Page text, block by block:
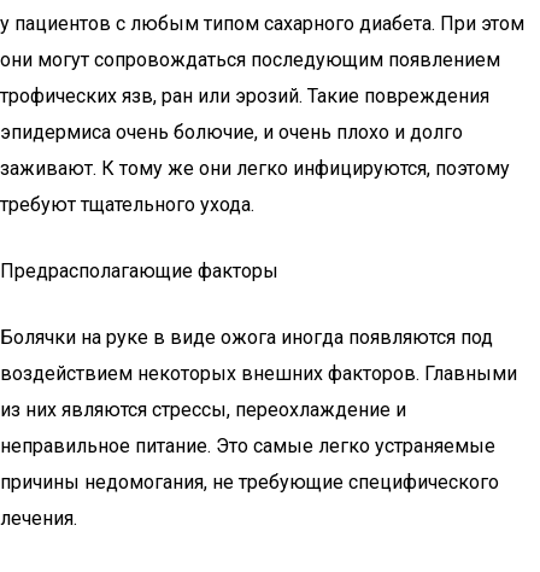
у пациентов с любым типом сахарного диабета. При этом
они могут сопровождаться последующим появлением
трофических язв, ран или эрозий. Такие повреждения
эпидермиса очень болючие, и очень плохо и долго
заживают. К тому же они легко инфицируются, поэтому
требуют тщательного ухода.
Предрасполагающие факторы
Болячки на руке в виде ожога иногда появляются под
воздействием некоторых внешних факторов. Главными
из них являются стрессы, переохлаждение и
неправильное питание. Это самые легко устраняемые
причины недомогания, не требующие специфического
лечения.